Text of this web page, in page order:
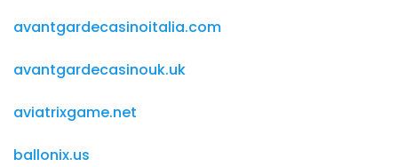
avantgardecasinoitalia.com
avantgardecasinouk.uk
aviatrixgame.net
ballonix.us